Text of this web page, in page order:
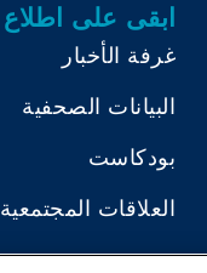
ابقى على اطلاع
غرفة الأخبار
البيانات الصحفية
بودكاست
العلاقات المجتمعية